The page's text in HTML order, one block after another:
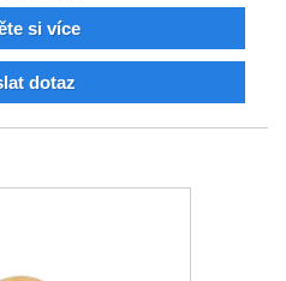
si více
dotaz